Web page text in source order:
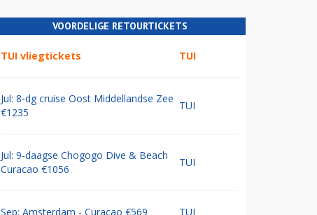
VOORDELIGE RETOURTICKETS
TUI vliegtickets TUI
Jul: 8-dg cruise Oost Middellandse Zee
€1235
TUI
Jul: 9-daagse Chogogo Dive & Beach
Curacao €1056
TUI
Sep: Amsterdam - Curacao €569 TUI